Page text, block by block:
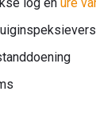
log en ure